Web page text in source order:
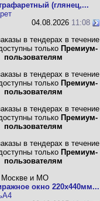
(глянец,...
04.08.2026 11:08
в тендерах в течение
только Премиум-
пользователям
в тендерах в течение
только Премиум-
пользователям
в тендерах в течение
только Премиум-
пользователям
в тендерах в течение
только Премиум-
пользователям
Москве и МО
окно 220х440мм...